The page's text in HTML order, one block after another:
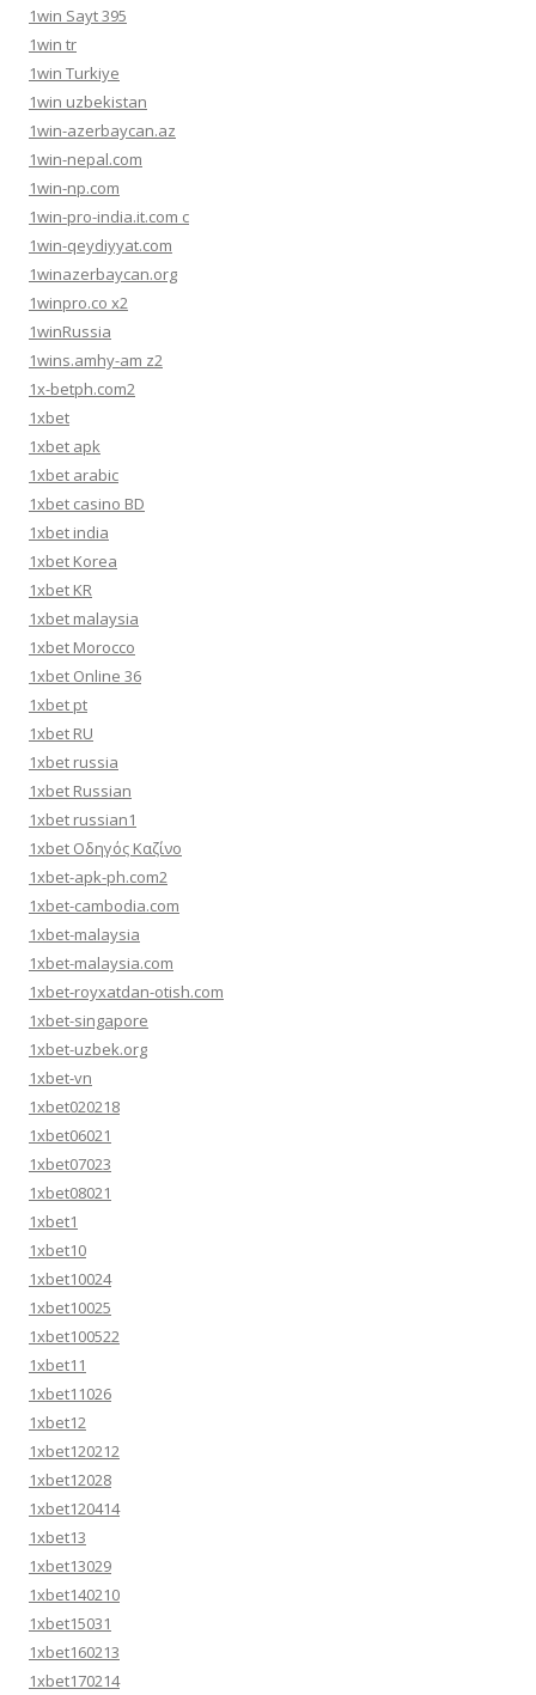
1win Sayt 395
1win tr
1win Turkiye
1win uzbekistan
1win-azerbaycan.az
1win-nepal.com
1win-np.com
1win-pro-india.it.com c
1win-qeydiyyat.com
1winazerbaycan.org
1winpro.co x2
1winRussia
1wins.amhy-am z2
1x-betph.com2
1xbet
1xbet apk
1xbet arabic
1xbet casino BD
1xbet india
1xbet Korea
1xbet KR
1xbet malaysia
1xbet Morocco
1xbet Online 36
1xbet pt
1xbet RU
1xbet russia
1xbet Russian
1xbet russian1
1xbet Οδηγός Καζίνο
1xbet-apk-ph.com2
1xbet-cambodia.com
1xbet-malaysia
1xbet-malaysia.com
1xbet-royxatdan-otish.com
1xbet-singapore
1xbet-uzbek.org
1xbet-vn
1xbet020218
1xbet06021
1xbet07023
1xbet08021
1xbet1
1xbet10
1xbet10024
1xbet10025
1xbet100522
1xbet11
1xbet11026
1xbet12
1xbet120212
1xbet12028
1xbet120414
1xbet13
1xbet13029
1xbet140210
1xbet15031
1xbet160213
1xbet170214